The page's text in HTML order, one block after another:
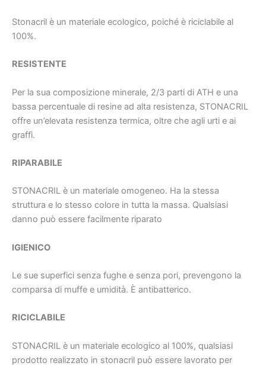
Stonacril è un materiale ecologico, poiché è riciclabile al
100%.
RESISTENTE
Per la sua composizione minerale, 2/3 parti di ATH e una
bassa percentuale di resine ad alta resistenza, STONACRIL
offre un’elevata resistenza termica, oltre che agli urti e ai
graffi.
RIPARABILE
STONACRIL è un materiale omogeneo. Ha la stessa
struttura e lo stesso colore in tutta la massa. Qualsiasi
danno può essere facilmente riparato
IGIENICO
Le sue superfici senza fughe e senza pori, prevengono la
comparsa di muffe e umidità. È antibatterico.
RICICLABILE
STONACRIL è un materiale ecologico al 100%, qualsiasi
prodotto realizzato in stonacril può essere lavorato per